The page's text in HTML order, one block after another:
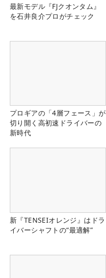
最新モデル『FJクオンタム』
を石井良介プロがチェック
プロギアの「4層フェース」が
切り開く高初速ドライバーの
新時代
新『TENSEIオレンジ』はドラ
イバーシャフトの“最適解”